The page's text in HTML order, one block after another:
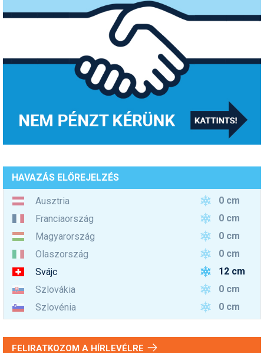
HAVAZÁS ELŐREJELZÉS
Ausztria
0 cm
Franciaország
0 cm
Magyarország
0 cm
Olaszország
0 cm
Svájc
12 cm
Szlovákia
0 cm
Szlovénia
0 cm
FELIRATKOZOM A HÍRLEVÉLRE